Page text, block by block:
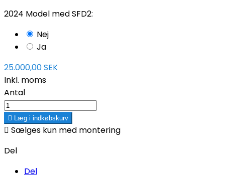
2024 Model med SFD2:
Nej
Ja
25.000,00 SEK
Inkl. moms
Antal
 Læg i indkøbskurv
 Sælges kun med montering
Del
Del